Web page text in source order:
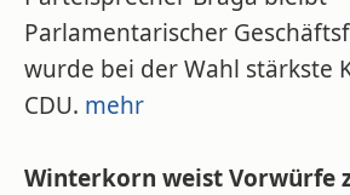
Parlamentarischer
wurde bei der Wahl stärkste
CDU. mehr
Winterkorn weist Vorwürfe